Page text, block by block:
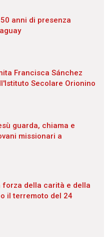
anni di presenza
Francisca Sánchez
Secolare Orionino
guarda, chiama e
missionari a
forza della carità e della
il terremoto del 24